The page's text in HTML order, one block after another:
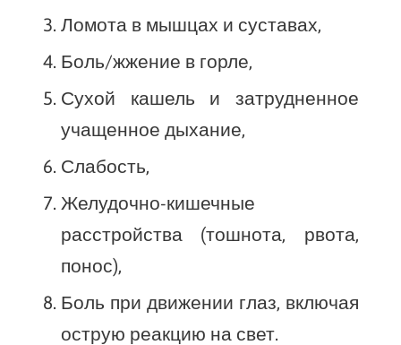
Ломота в мышцах и суставах,
Боль/жжение в горле,
Сухой кашель и затрудненное
учащенное дыхание,
Слабость,
Желудочно-кишечные
расстройства (тошнота, рвота,
понос),
Боль при движении глаз, включая
острую реакцию на свет.